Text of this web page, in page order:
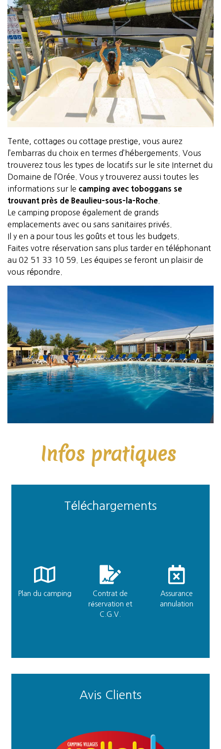
Tente, cottages ou cottage prestige, vous aurez
l’embarras du choix en termes d’hébergements. Vous
trouverez tous les types de locatifs sur le site Internet du
Domaine de l’Orée. Vous y trouverez aussi toutes les
informations sur le camping avec toboggans se
trouvant près de Beaulieu-sous-la-Roche
Le camping propose également de grands
emplacements avec ou sans sanitaires privés.
Il y en a pour tous les goûts et tous les budgets.
Faites votre réservation sans plus tarder en téléphonant
au 02 51 33 10 59. Les équipes se feront un plaisir de
vous répondre.
Infos pratiques
Téléchargements
Plan du camping
Contrat de
réservation et
C.G.V.
Assurance
annulation
Avis Clients